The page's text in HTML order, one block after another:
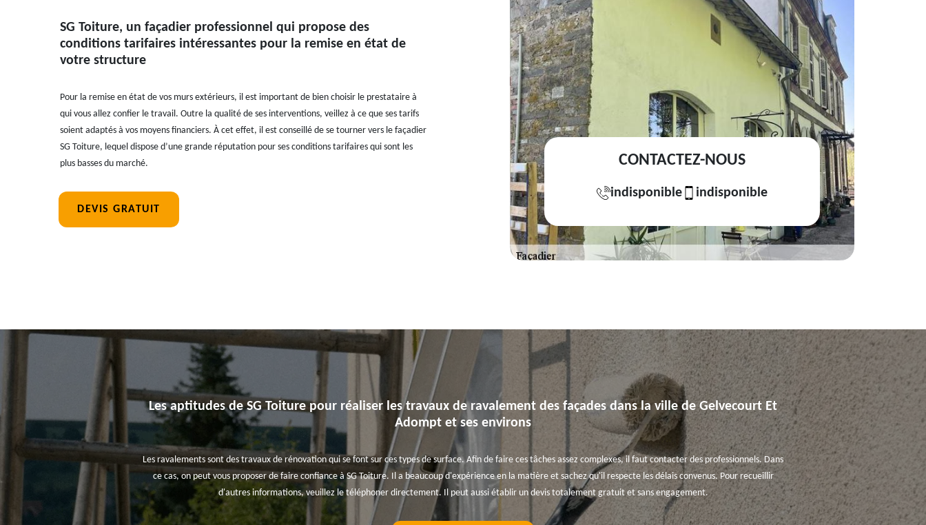
SG Toiture, un façadier professionnel qui propose des
conditions tarifaires intéressantes pour la remise en état de
votre structure
Pour la remise en état de vos murs extérieurs, il est important de bien choisir le prestataire à
qui vous allez confier le travail. Outre la qualité de ses interventions, veillez à ce que ses tarifs
soient adaptés à vos moyens financiers. À cet effet, il est conseillé de se tourner vers le façadier
SG Toiture, lequel dispose d’une grande réputation pour ses conditions tarifaires qui sont les
plus basses du marché.
DEVIS GRATUIT
CONTACTEZ-NOUS
indisponible indisponible
Les aptitudes de SG Toiture pour réaliser les travaux de ravalement des façades dans la ville de Gelvecourt Et
Adompt et ses environs
Les ravalements sont des travaux de rénovation qui se font sur ces types de surface. Afin de faire ces tâches assez complexes, il faut contacter des professionnels. Dans
ce cas, on peut vous proposer de faire confiance à SG Toiture. Il a beaucoup d'expérience en la matière et sachez qu'il respecte les délais convenus. Pour recueillir
d'autres informations, veuillez le téléphoner directement. Il peut aussi établir un devis totalement gratuit et sans engagement.